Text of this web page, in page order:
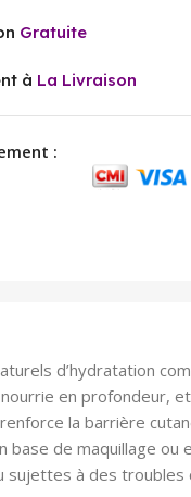
Gratuite
à La Livraison
:
d’hydratation
en profondeur,
la barrière
de maquillage ou
à des